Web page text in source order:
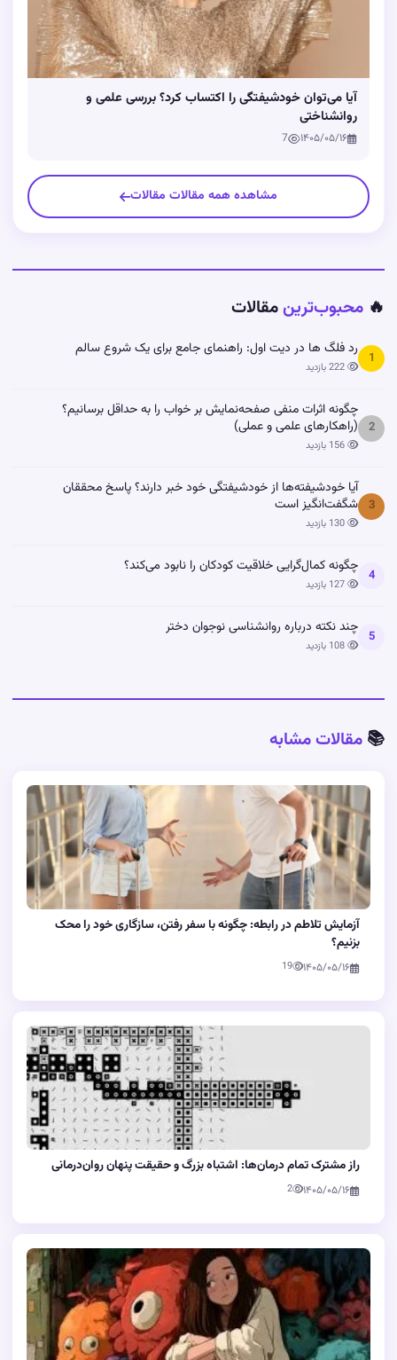
آیا می‌توان خودشیفتگی را اکتساب کرد؟ بررسی علمی و
روانشناختی
۱۴۰۵/۰۵/۱۶ 7
مشاهده همه مقالات مقالات
🔥 محبوب‌ترینمقالات
1 رد فلگ ها در دیت اول: راهنمای جامع برای یک شروع سالم
2
چگونه اثرات منفی صفحه‌نمایش بر خواب را به حداقل برسانیم؟
(راهکارهای علمی و عملی)
3
آیا خودشیفته‌ها از خودشیفتگی خود خبر دارند؟ پاسخ محققان
شگفت‌انگیز است
4 چگونه کمال‌گرایی خلاقیت کودکان را نابود می‌کند؟
5 چند نکته درباره روانشناسی نوجوان دختر
📚 مقالات مشابه
آزمایش تلاطم در رابطه: چگونه با سفر رفتن، سازگاری خود را محک
بزنیم؟
۱۴۰۵/۰۵/۱۶ 19
راز مشترک تمام درمان‌ها: اشتباه بزرگ و حقیقت پنهان روان‌درمانی
۱۴۰۵/۰۵/۱۶ 2